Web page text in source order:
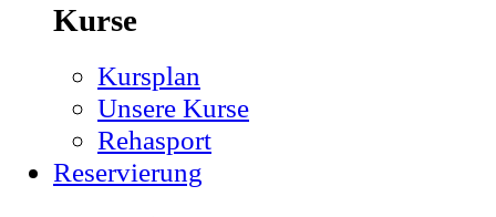
Kurse
Kursplan
Unsere Kurse
Rehasport
Reservierung